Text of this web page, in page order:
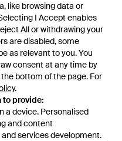
like browsing data or
I Accept enables
All or withdrawing your
are disabled, some
as relevant to you. You
consent at any time by
bottom of the page. For
.
to provide:
a device. Personalised
and content
services development.
like browsing data or
I Accept enables
All or withdrawing your
are disabled, some
as relevant to you. You
consent at any time by
bottom of the page. For
.
to provide:
a device. Personalised
and content
services development.
12,99€ 11,99
Met Gedraaid Detail - Wit
VanASOS